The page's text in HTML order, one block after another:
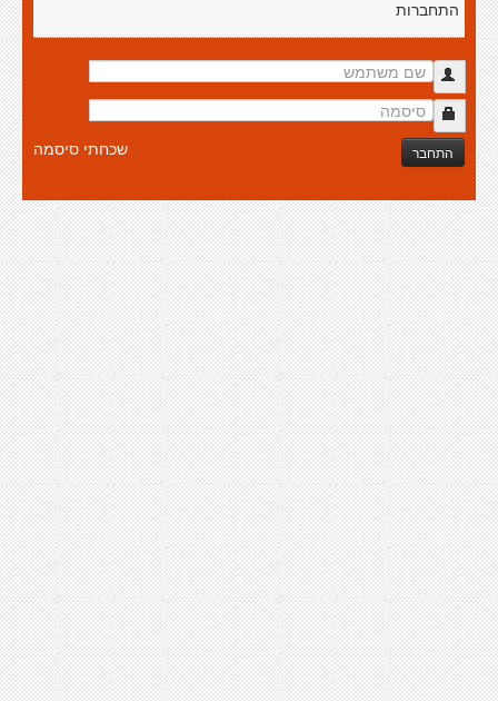
התחברות
התחבר שכחתי סיסמה